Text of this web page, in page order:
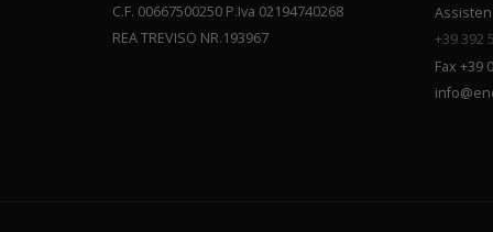
C.F. 00667500250 P.Iva 02194740268
REA TREVISO NR.193967
+39 392
Fax +39